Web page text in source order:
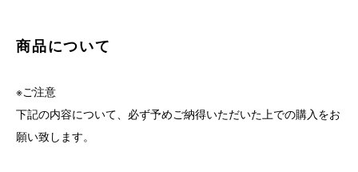
商品について
※ご注意
下記の内容について、必ず予めご納得いただいた上での購入をお
願い致します。